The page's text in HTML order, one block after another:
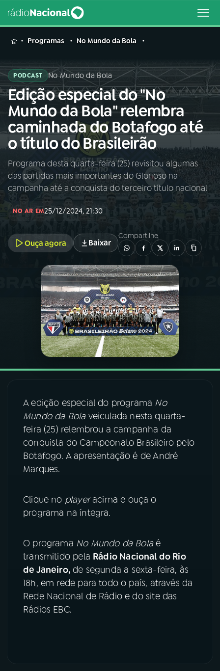
MENU
Buscar
na
Rádio
Nacional
Buscar
AO VIVO
01INÍCIO
02A RÁDIO
03PROGRAMAÇÃO
PROGRAMAS
PODCASTS
VIDEOCASTS
07ÚLTIMAS
08FESTIVAL DE MÚSICA
YouTube Facebook
Programas No Mundo da Bola
PODCAST No Mundo da Bola
Edição especial do "No
Mundo da Bola" relembra
caminhada do Botafogo até
o título do Brasileirão
Programa desta quarta-feira (25) revisitou algumas
das partidas mais importantes do Glorioso na
campanha até a conquista do terceiro título nacional
NO AR EM25/12/2024, 21:30
Ouça agora Baixar
Compartilhe
A edição especial do programa No
Mundo da Bolaveiculada nesta quarta-
feira (25) relembrou a campanha da
conquista do Campeonato Brasileiro pelo
Botafogo. A apresentação é de André
Marques.
Clique no playeracima e ouça o
programa na íntegra.
O programa No Mundo da Bolaé
transmitido pela Rádio Nacional do Rio
de Janeiro,de segunda a sexta-feira, às
18h, em rede para todo o país, através da
Rede Nacional de Rádio e do site das
Rádios EBC.